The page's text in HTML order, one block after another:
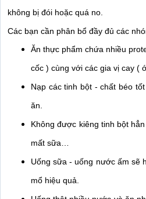
không bị đói hoặc quá no.
Các bạn cần phân bổ đầy đủ các
Ăn thực phẩm chứa nhiều
cốc ) cùng với các gia vị cay (
Nạp các tinh bột - chất béo
ăn.
Không được kiêng tinh bột
mất sữa…
Uống sữa - uống nước ấm sẽ
mổ hiệu quả.